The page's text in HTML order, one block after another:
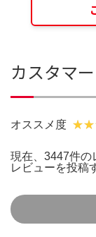
カスタマ
オススメ度
現在、3447件の
レビューを投稿